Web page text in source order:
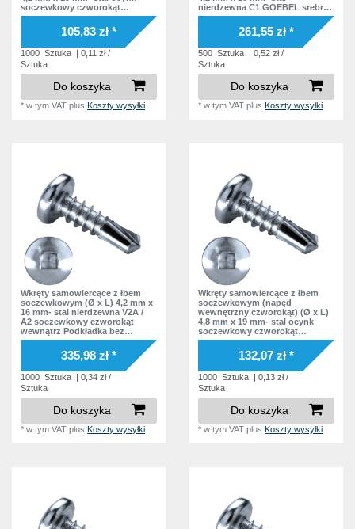
soczewkowy czworokąt
wewnątrz Podkładka bez
podkładki DIN7504 SQ Norma
zakładowa105,83 zł *
1000 Sztuka | 0,11 zł /
Sztuka
Do koszyka
*w tym VAT plusKoszty wysyłki
nierdzewna C1 GOEBEL srebrna
warstwa soczewkowy
czworokąt wewnątrz Podkładka
EPDM DIN7504 SQ Norma
261,55 zł *
500 Sztuka | 0,52 zł /
Sztuka
Do koszyka
*w tym VAT plusKoszty wysyłki
Wkręty samowiercące z łbem
soczewkowym (Ø x L) 4,2 mm x
16 mm- stal nierdzewna V2A /
A2 soczewkowy czworokąt
wewnątrz Podkładka bez
podkładki DIN7504 SQ Norma
zakładowa335,98 zł *
1000 Sztuka | 0,34 zł /
Sztuka
Do koszyka
*w tym VAT plusKoszty wysyłki
Wkręty samowiercące z łbem
soczewkowym (napęd
wewnętrzny czworokąt) (Ø x L)
4,8 mm x 19 mm- stal ocynk
soczewkowy czworokąt
wewnątrz Podkładka bez
podkładki DIN7504 SQ Norma
zakładowa132,07 zł *
1000 Sztuka | 0,13 zł /
Sztuka
Do koszyka
*w tym VAT plusKoszty wysyłki